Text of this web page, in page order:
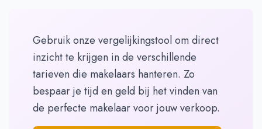
Gebruik onze vergelijkingstool om direct
inzicht te krijgen in de verschillende
tarieven die makelaars hanteren. Zo
bespaar je tijd en geld bij het vinden van
de perfecte makelaar voor jouw verkoop.